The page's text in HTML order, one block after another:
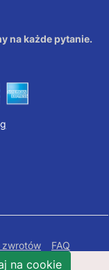
na każde pytanie.
zwrotów
FAQ
Strony
na cookie